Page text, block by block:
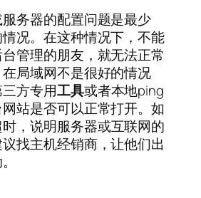
务器的配置问题是最少
况。在这种情况下，不能
管理的朋友，就无法正常
局域网不是很好的情况
方专用工具或者本地ping
站是否可以正常打开。如
，说明服务器或互联网的
找主机经销商，让他们出